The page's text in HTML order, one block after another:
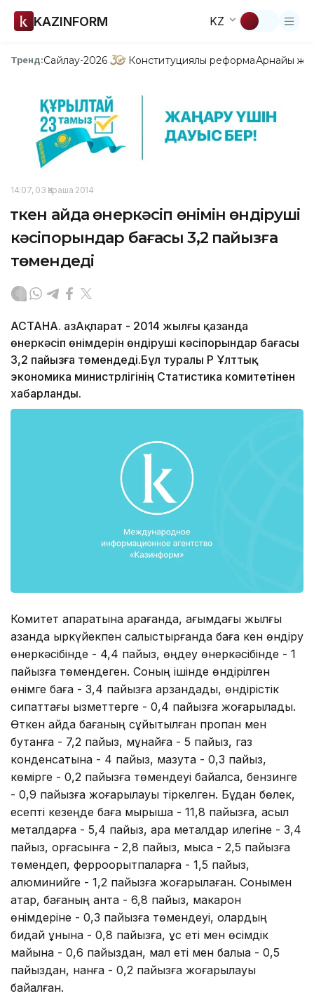
KAZINFORM KZ
Тренд:Сайлау-2026 Конституциялық реформаАрнайы
14:07, 03 Қараша 2014
Өткен айда өнеркәсіп өнімін өндіруші
кәсіпорындар бағасы 3,2 пайызға
төмендеді
АСТАНА. ҚазАқпарат - 2014 жылғы қазанда
өнеркәсіп өнімдерін өндіруші кәсіпорындар бағасы
3,2 пайызға төмендеді.Бұл туралы ҚР Ұлттық
экономика министрлігінің Статистика комитетінен
хабарланды.
Комитет ақпаратына қарағанда, ағымдағы жылғы
қазанда қыркүйекпен салыстырғанда баға кен өндіру
өнеркәсібінде - 4,4 пайыз, өңдеу өнеркәсібінде - 1
пайызға төмендеген. Соның ішінде өндірілген
өнімге баға - 3,4 пайызға арзандады, өндірістік
сипаттағы қызметтерге - 0,4 пайызға жоғарылады.
Өткен айда бағаның сұйытылған пропан мен
бутанға - 7,2 пайыз, мұнайға - 5 пайыз, газ
конденсатына - 4 пайыз, мазутқа - 0,3 пайыз,
көмірге - 0,2 пайызға төмендеуі байқалса, бензинге
- 0,9 пайызға жоғарылауы тіркелген. Бұдан бөлек,
есепті кезеңде баға мырышқа - 11,8 пайызға, асыл
металдарға - 5,4 пайыз, қара металдар илегіне - 3,4
пайыз, қорғасынға - 2,8 пайыз, мысқа - 2,5 пайызға
төмендеп, ферроқорытпаларға - 1,5 пайыз,
алюминийге - 1,2 пайызға жоғарылаған. Сонымен
қатар, бағаның қантқа - 6,8 пайыз, макарон
өнімдеріне - 0,3 пайызға төмендеуі, олардың
бидай ұнына - 0,8 пайызға, құс еті мен өсімдік
майына - 0,6 пайыздан, мал еті мен балыққа - 0,5
пайыздан, нанға - 0,2 пайызға жоғарылауы
байқалған.